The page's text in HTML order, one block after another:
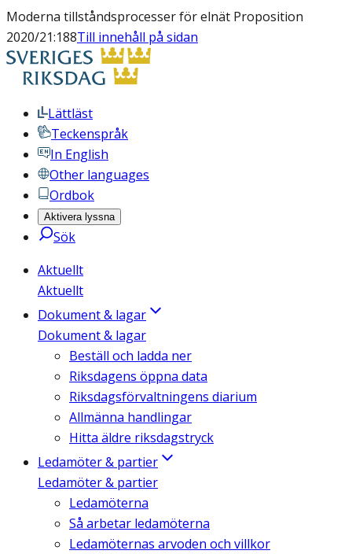
Moderna tillståndsprocesser för elnät Proposition
2020/21:188Till innehåll på sidan
Lättläst
Teckenspråk
In English
Other languages
Ordbok
Aktivera lyssna
Sök
Aktuellt
Aktuellt
Dokument & lagar
Dokument & lagar
Beställ och ladda ner
Riksdagens öppna data
Riksdagsförvaltningens diarium
Allmänna handlingar
Hitta äldre riksdagstryck
Ledamöter & partier
Ledamöter & partier
Ledamöterna
Så arbetar ledamöterna
Ledamöternas arvoden och villkor